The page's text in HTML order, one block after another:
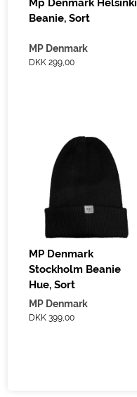
Mp Denmark Helsinki
Beanie, Sort
MP Denmark
DKK 299,00
MP Denmark
Stockholm Beanie
Hue, Sort
MP Denmark
DKK 399,00